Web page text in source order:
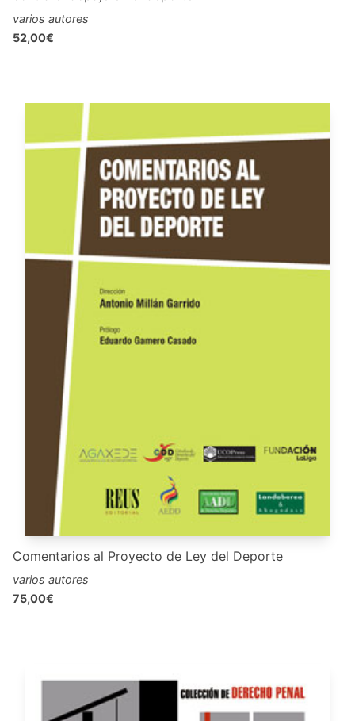
varios autores
52,00€
Comentarios al Proyecto de Ley del Deporte
varios autores
75,00€